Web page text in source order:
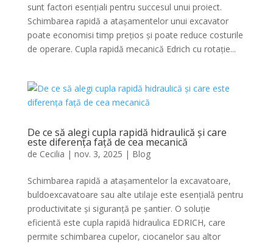
sunt factori esențiali pentru succesul unui proiect.
Schimbarea rapidă a atașamentelor unui excavator
poate economisi timp prețios și poate reduce costurile
de operare. Cupla rapidă mecanică Edrich cu rotație...
De ce să alegi cupla rapidă hidraulică și care
este diferența față de cea mecanică
de Cecilia | nov. 3, 2025 | Blog
Schimbarea rapidă a atașamentelor la excavatoare,
buldoexcavatoare sau alte utilaje este esențială pentru
productivitate și siguranță pe șantier. O soluție
eficientă este cupla rapidă hidraulica EDRICH, care
permite schimbarea cupelor, ciocanelor sau altor